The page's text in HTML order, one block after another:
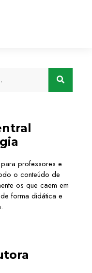
professores e
o conteúdo de
os que caem em
forma didática e